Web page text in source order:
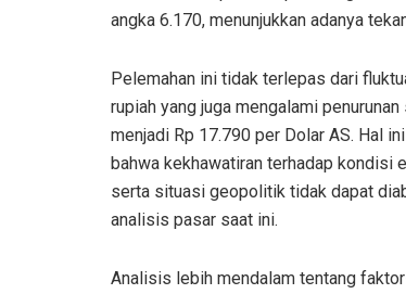
angka 6.170, menunjukkan adanya
Pelemahan ini tidak terlepas dari
rupiah yang juga mengalami
menjadi Rp 17.790 per Dolar AS. Hal
bahwa kekhawatiran terhadap kondisi
serta situasi geopolitik tidak dapat
analisis pasar saat ini.
Analisis lebih mendalam tentang